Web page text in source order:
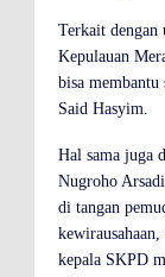
Terkait dengan
Kepulauan
bisa membantu
Said Hasyim.
Hal sama juga
Nugroho
di tangan
kepala SKPD